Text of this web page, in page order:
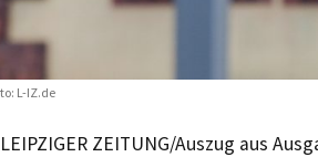
L-IZ.de
LEIPZIGER ZEITUNG/Auszug aus